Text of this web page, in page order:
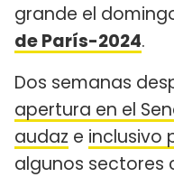
grande el
de París-2024.
Dos semanas
apertura en el
audaz e inclusivo
algunos sectores